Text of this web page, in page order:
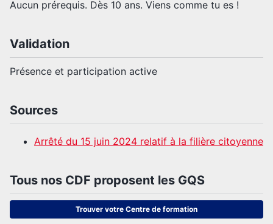
Aucun prérequis. Dès 10 ans. Viens comme tu es !
Validation
Présence et participation active
Sources
Arrêté du 15 juin 2024 relatif à la filière citoyenne
Tous nos CDF proposent les GQS
Trouver votre Centre de formation